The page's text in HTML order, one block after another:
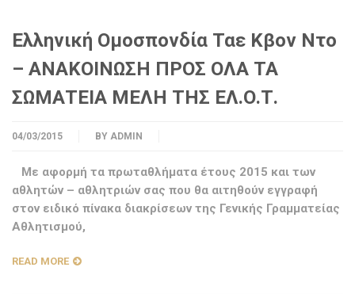
Ελληνική Ομοσπονδία Ταε Κβον Ντο
– ΑΝΑΚΟΙΝΩΣΗ ΠΡΟΣ ΟΛΑ ΤΑ
ΣΩΜΑΤΕΙΑ ΜΕΛΗ ΤΗΣ ΕΛ.Ο.Τ.
04/03/2015 BY ADMIN
Με αφορμή τα πρωταθλήματα έτους 2015 και των
αθλητών – αθλητριών σας που θα αιτηθούν εγγραφή
στον ειδικό πίνακα διακρίσεων της Γενικής Γραμματείας
Αθλητισμού,
READ MORE